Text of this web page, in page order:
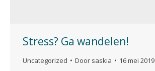
Stress? Ga wandelen!
Uncategorized Door saskia 16 mei 2019